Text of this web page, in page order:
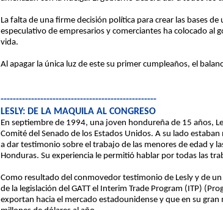
La falta de una firme decisión política para crear las bases
especulativo de empresarios y comerciantes ha colocado al
vida.
Al apagar la única luz de este su primer cumpleaños, el
---------------------------------------------------
LESLY: DE LA MAQUILA AL CONGRESO
En septiembre de 1994, una joven hondureña de 15 años,
Comité del Senado de los Estados Unidos. A su lado
a dar testimonio sobre el trabajo de las menores de edad y
Honduras. Su experiencia le permitió hablar por todas las
Como resultado del conmovedor testimonio de Lesly y de
de la legislación del GATT el Interim Trade Program (ITP)
exportan hacia el mercado estadounidense y que en su